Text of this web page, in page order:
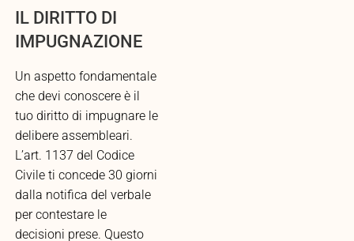
IL DIRITTO DI
IMPUGNAZIONE
Un aspetto fondamentale
che devi conoscere è il
tuo diritto di impugnare le
delibere assembleari.
L’art. 1137 del Codice
Civile ti concede 30 giorni
dalla notifica del verbale
per contestare le
decisioni prese. Questo